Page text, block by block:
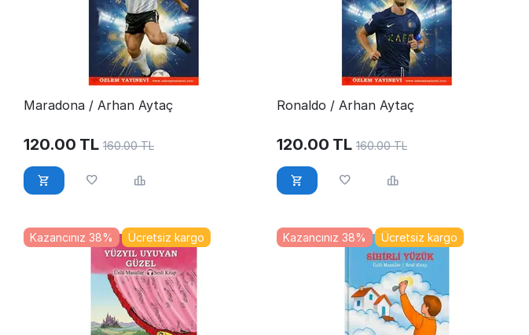
Maradona / Arhan Aytaç
120.00 TL 160.00 TL
Ronaldo / Arhan Aytaç
120.00 TL 160.00 TL
Ücretsiz kargo
Kazancınız 38% Ücretsiz kargo
Kazancınız 38%